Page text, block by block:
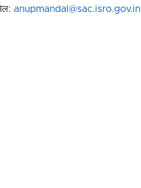
anupmandal@sac.isro.gov.in